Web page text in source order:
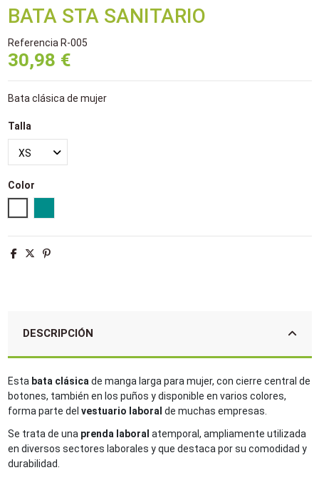
BATA STA SANITARIO
Referencia R-005
30,98 €
Bata clásica de mujer
Talla
Color
DESCRIPCIÓN
Esta bata clásica de manga larga para mujer, con cierre central de
botones, también en los puños y disponible en varios colores,
forma parte del vestuario laboral de muchas empresas.
Se trata de una prenda laboral atemporal, ampliamente utilizada
en diversos sectores laborales y que destaca por su comodidad y
durabilidad.